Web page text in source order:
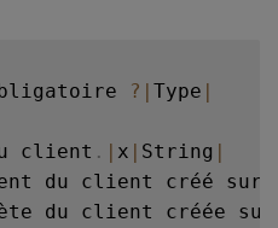
? | Type |
client . | x | String |
du client créé sur
du client créée